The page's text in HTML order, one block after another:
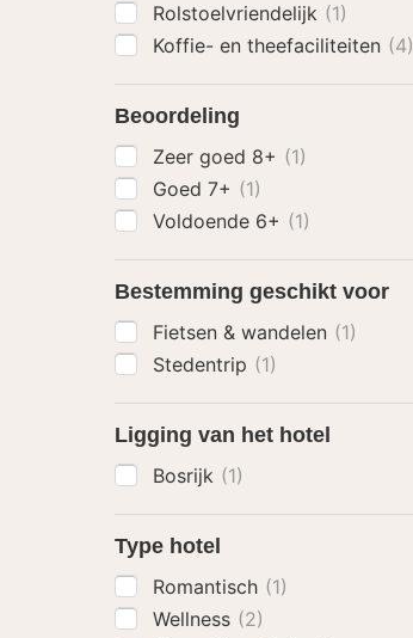
Rolstoelvriendelijk (1)
Koffie- en theefaciliteiten (4)
Beoordeling
Zeer goed 8+ (1)
Goed 7+ (1)
Voldoende 6+ (1)
Bestemming geschikt voor
Fietsen & wandelen (1)
Stedentrip (1)
Ligging van het hotel
Bosrijk (1)
Type hotel
Romantisch (1)
Wellness (2)